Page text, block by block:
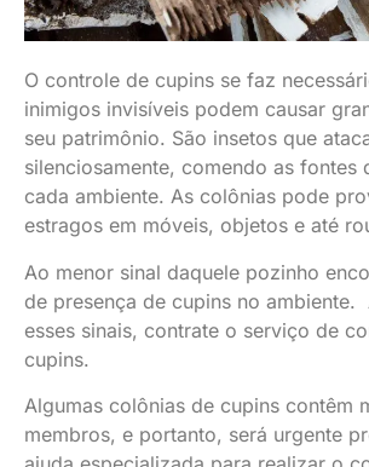
O controle de cupins se faz
inimigos invisíveis podem causar
seu patrimônio. São insetos que
silenciosamente, comendo as fontes
cada ambiente. As colônias pode
estragos em móveis, objetos e até
Ao menor sinal daquele pozinho
de presença de cupins no ambiente.
esses sinais, contrate o serviço de
cupins.
Algumas colônias de cupins contêm
membros, e portanto, será urgente